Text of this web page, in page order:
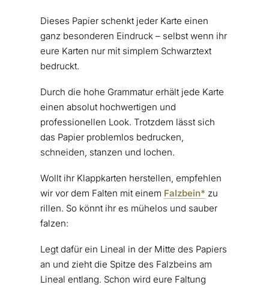
Dieses Papier schenkt jeder Karte einen
ganz besonderen Eindruck – selbst wenn ihr
eure Karten nur mit simplem Schwarztext
bedruckt.
Durch die hohe Grammatur erhält jede Karte
einen absolut hochwertigen und
professionellen Look. Trotzdem lässt sich
das Papier problemlos bedrucken,
schneiden, stanzen und lochen.
Wollt ihr Klappkarten herstellen, empfehlen
wir vor dem Falten mit einem Falzbein* zu
rillen. So könnt ihr es mühelos und sauber
falzen:
Legt dafür ein Lineal in der Mitte des Papiers
an und zieht die Spitze des Falzbeins am
Lineal entlang. Schon wird eure Faltung